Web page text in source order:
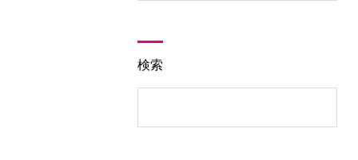
検索